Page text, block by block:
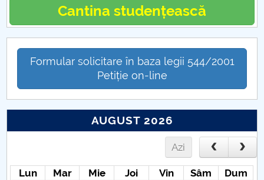
Cantina studențească
Formular solicitare în baza legii 544/2001
Petiție on-line
AUGUST 2026
Azi
Lun Mar Mie Joi Vin Sâm
Dum